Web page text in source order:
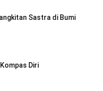
Sastra di Bumi
Diri